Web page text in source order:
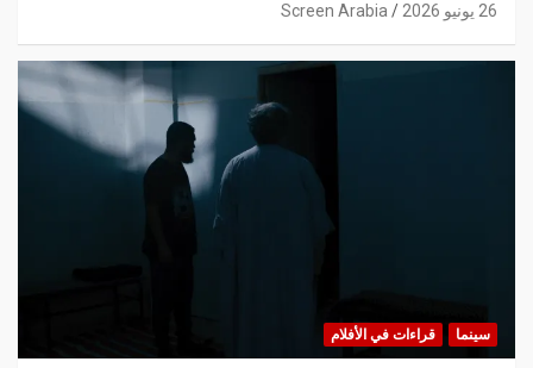
26 يونيو 2026 Screen Arabia
سينما قراءات في الأفلام